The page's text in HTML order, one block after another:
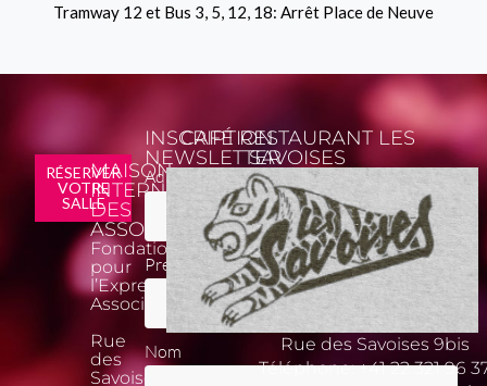
Tramway 12 et Bus 3, 5, 12, 18: Arrêt Place de Neuve
RÉSERVER
VOTRE
SALLE
MAISON
INTERNATIONALE
DES
ASSOCIATIONS
Fondation
pour
l’Expression
Associative
Rue
des
Savoises
INSCRIPTION
NEWSLETTER
Adresse email*
Prénom
Nom
CAFÉ RESTAURANT LES
SAVOISES
Rue des Savoises 9bis
Téléphone:+41 22 321 96